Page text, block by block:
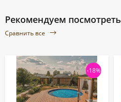
Рекомендуем посмотреть
Сравнить все
-18%